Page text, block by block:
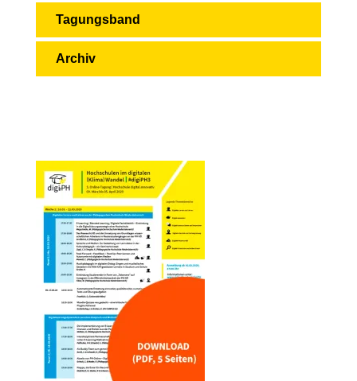
Tagungsband
Archiv